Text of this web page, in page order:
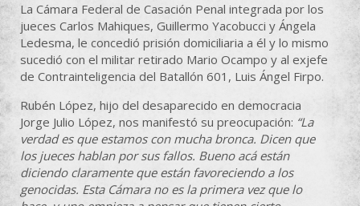
La Cámara Federal de Casación Penal integrada por los
jueces Carlos Mahiques, Guillermo Yacobucci y Ángela
Ledesma, le concedió prisión domiciliaria a él y lo mismo
sucedió con el militar retirado Mario Ocampo y al exjefe
de Contrainteligencia del Batallón 601, Luis Ángel Firpo.
Rubén López, hijo del desaparecido en democracia
Jorge Julio López, nos manifestó su preocupación: “La
verdad es que estamos con mucha bronca. Dicen que
los jueces hablan por sus fallos. Bueno acá están
diciendo claramente que están favoreciendo a los
genocidas. Esta Cámara no es la primera vez que lo